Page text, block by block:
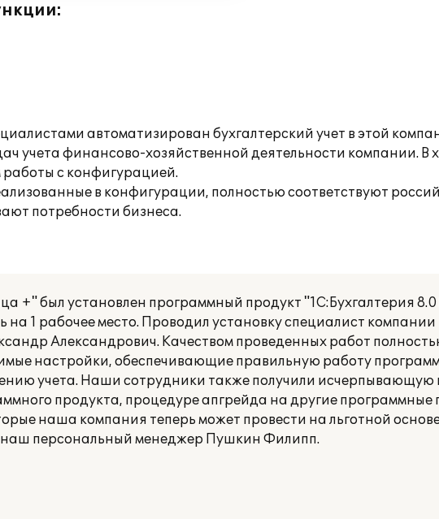
автоматизирован бухгалтерский учет в этой
учета финансово-хозяйственной деятельности компании. В
с конфигурацией.
в конфигурации, полностью соответствуют
потребности бизнеса.
был установлен программный продукт "1С:Бухгалтерия 8.0
на 1 рабочее место. Проводил установку специалист компании
Александрович. Качеством проведенных работ
настройки, обеспечивающие правильную работу
учета. Наши сотрудники также получили
продукта, процедуре апгрейда на другие программные
наша компания теперь может провести на льготной
персональный менеджер Пушкин Филипп.